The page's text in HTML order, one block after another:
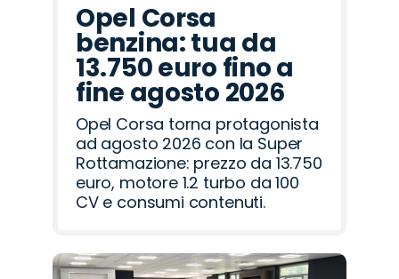
Opel Corsa
benzina: tua da
13.750 euro fino a
fine agosto 2026
Opel Corsa torna protagonista
ad agosto 2026 con la Super
Rottamazione: prezzo da 13.750
euro, motore 1.2 turbo da 100
CV e consumi contenuti.